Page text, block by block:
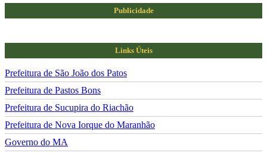
Publicidade
Links Úteis
Prefeitura de São João dos Patos
Prefeitura de Pastos Bons
Prefeitura de Sucupira do Riachão
Prefeitura de Nova Iorque do Maranhão
Governo do MA